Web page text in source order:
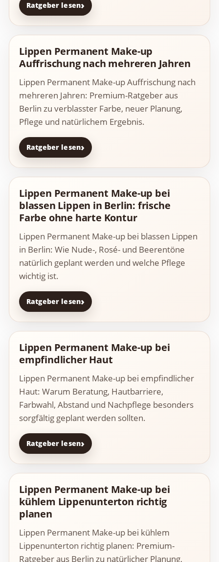
Ratgeber lesen
Lippen Permanent Make-up
Auffrischung nach mehreren Jahren
Lippen Permanent Make-up Auffrischung nach
mehreren Jahren: Premium-Ratgeber aus
Berlin zu verblasster Farbe, neuer Planung,
Pflege und natürlichem Ergebnis.
Ratgeber lesen
Lippen Permanent Make-up bei
blassen Lippen in Berlin: frische
Farbe ohne harte Kontur
Lippen Permanent Make-up bei blassen Lippen
in Berlin: Wie Nude-, Rosé- und Beerentöne
natürlich geplant werden und welche Pflege
wichtig ist.
Ratgeber lesen
Lippen Permanent Make-up bei
empfindlicher Haut
Lippen Permanent Make-up bei empfindlicher
Haut: Warum Beratung, Hautbarriere,
Farbwahl, Abstand und Nachpflege besonders
sorgfältig geplant werden sollten.
Ratgeber lesen
Lippen Permanent Make-up bei
kühlem Lippenunterton richtig
planen
Lippen Permanent Make-up bei kühlem
Lippenunterton richtig planen: Premium-
Ratgeber aus Berlin zu natürlicher Planung,